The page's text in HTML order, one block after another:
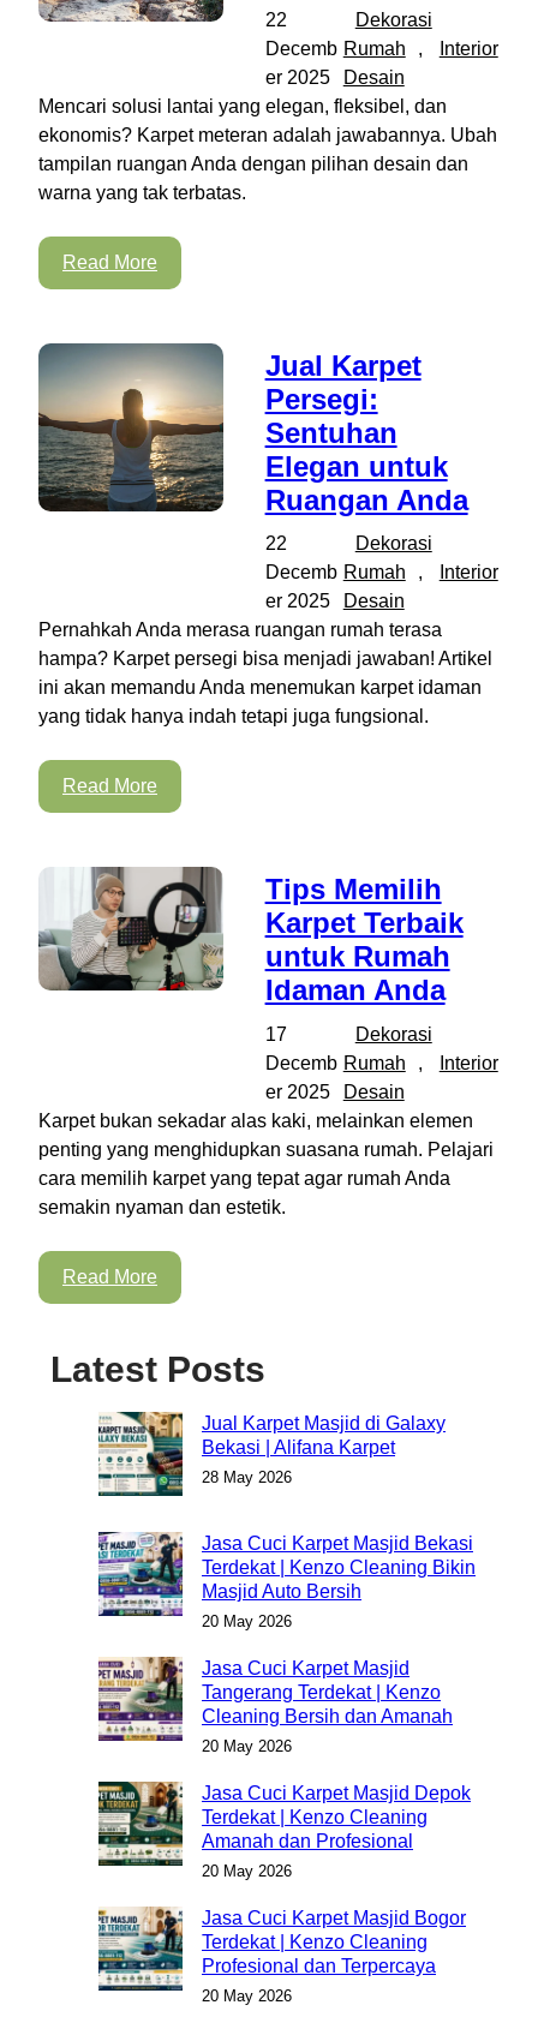
22
Decemb
er 2025
Dekorasi
Rumah
,
Interior
Desain
Mencari solusi lantai yang elegan, fleksibel, dan
ekonomis? Karpet meteran adalah jawabannya. Ubah
tampilan ruangan Anda dengan pilihan desain dan
warna yang tak terbatas.
Read More
Jual Karpet
Persegi:
Sentuhan
Elegan untuk
Ruangan Anda
22
Decemb
er 2025
Dekorasi
Rumah
,
Interior
Desain
Pernahkah Anda merasa ruangan rumah terasa
hampa? Karpet persegi bisa menjadi jawaban! Artikel
ini akan memandu Anda menemukan karpet idaman
yang tidak hanya indah tetapi juga fungsional.
Read More
Tips Memilih
Karpet Terbaik
untuk Rumah
Idaman Anda
17
Decemb
er 2025
Dekorasi
Rumah
,
Interior
Desain
Karpet bukan sekadar alas kaki, melainkan elemen
penting yang menghidupkan suasana rumah. Pelajari
cara memilih karpet yang tepat agar rumah Anda
semakin nyaman dan estetik.
Read More
Latest Posts
Jual Karpet Masjid di Galaxy
Bekasi | Alifana Karpet
28 May 2026
Jasa Cuci Karpet Masjid Bekasi
Terdekat | Kenzo Cleaning Bikin
Masjid Auto Bersih
20 May 2026
Jasa Cuci Karpet Masjid
Tangerang Terdekat | Kenzo
Cleaning Bersih dan Amanah
20 May 2026
Jasa Cuci Karpet Masjid Depok
Terdekat | Kenzo Cleaning
Amanah dan Profesional
20 May 2026
Jasa Cuci Karpet Masjid Bogor
Terdekat | Kenzo Cleaning
Profesional dan Terpercaya
20 May 2026